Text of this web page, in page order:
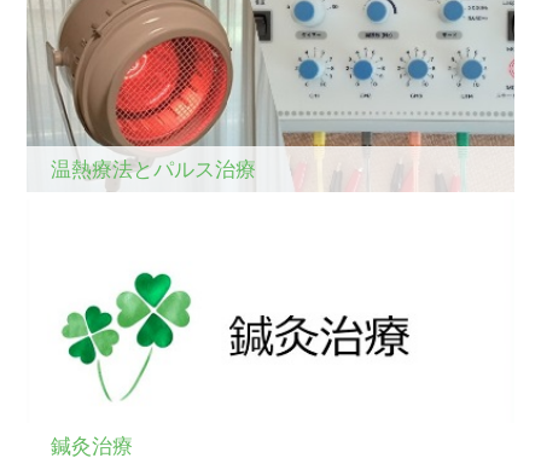
温熱療法とパルス治療
鍼灸治療